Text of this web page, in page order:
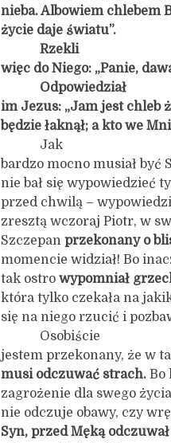
nieba. Albowiem chlebem
życie daje światu”.
Rzekli
więc do Niego: „Panie,
Odpowiedział
im Jezus: „Jam jest chleb
będzie łaknął; a kto we
Jak
bardzo mocno musiał być
nie bał się wypowiedzieć
przed chwilą –
zresztą wczoraj Piotr, w
Szczepan przekonany o
momencie widział! Bo
tak ostro wypomniał
która tylko czekała na
się na niego rzucić i
Osobiście
jestem przekonany, że w
musi odczuwać strach. Bo
zagrożenie dla swego
nie odczuje obawy, czy
Syn, przed Męką